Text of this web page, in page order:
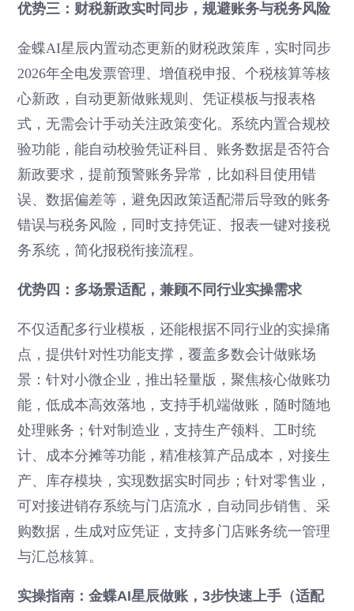
优势三：财税新政实时同步，规避账务与税务风险
金蝶AI星辰内置动态更新的财税政策库，实时同步
2026年全电发票管理、增值税申报、个税核算等核
心新政，自动更新做账规则、凭证模板与报表格
式，无需会计手动关注政策变化。系统内置合规校
验功能，能自动校验凭证科目、账务数据是否符合
新政要求，提前预警账务异常，比如科目使用错
误、数据偏差等，避免因政策适配滞后导致的账务
错误与税务风险，同时支持凭证、报表一键对接税
务系统，简化报税衔接流程。
优势四：多场景适配，兼顾不同行业实操需求
不仅适配多行业模板，还能根据不同行业的实操痛
点，提供针对性功能支撑，覆盖多数会计做账场
景：针对小微企业，推出轻量版，聚焦核心做账功
能，低成本高效落地，支持手机端做账，随时随地
处理账务；针对制造业，支持生产领料、工时统
计、成本分摊等功能，精准核算产品成本，对接生
产、库存模块，实现数据实时同步；针对零售业，
可对接进销存系统与门店流水，自动同步销售、采
购数据，生成对应凭证，支持多门店账务统一管理
与汇总核算。
实操指南：金蝶AI星辰做账，3步快速上手（适配